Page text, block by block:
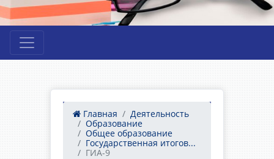
Главная
Деятельность
Образование
Общее образование
Государственная итогов...
ГИА-9